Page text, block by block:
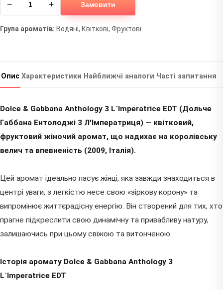
− + Замовити
Група ароматів: Водяні, Квіткові, Фруктові
Опис Характеристики Найближчі аналоги Часті запитання
Dolce & Gabbana Anthology 3 L`Imperatrice EDT (Дольче
Габбана Ентолоджі 3 Л'Імператриця) — квітковий,
фруктовий жіночий аромат, що надихає на королівську
велич та впевненість (2009, Італія).
Цей аромат ідеально пасує жінці, яка завжди знаходиться в
центрі уваги, з легкістю несе свою «зіркову корону» та
випромінює життєрадісну енергію. Він створений для тих, хто
прагне підкреслити свою динамічну та привабливу натуру,
залишаючись при цьому свіжою та витонченою.
Історія аромату Dolce & Gabbana Anthology 3
L`Imperatrice EDT